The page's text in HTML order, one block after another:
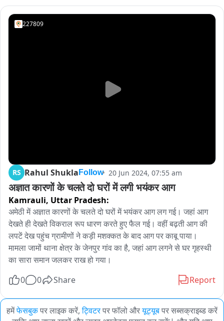
227809
RS Rahul Shukla Follow 20 Jun 2024, 07:55 am
अज्ञात कारणों के चलते दो घरों में लगी भयंकर आग
Kamrauli, Uttar Pradesh:
अमेठी में अज्ञात कारणों के चलते दो घरों में भयंकर आग लग गई। जहां आग
देखते ही देखते विकराल रूप धारण करते हुए फैल गई। वहीं बढ़ती आग की
लपटें देख पहुंच ग्रामीणों ने कड़ी मशक्कत के बाद आग पर काबू पाया।
मामला जामों थाना क्षेत्र के जेनपुर गांव का है, जहां आग लगने से घर गृहस्थी
का सारा समान जलकर राख हो गया।
0
0 Share Report
हमेंफेसबुकपर लाइक करें, ट्विटरपर फॉलो औरयूट्यूबपर सब्सक्राइब्ड करें